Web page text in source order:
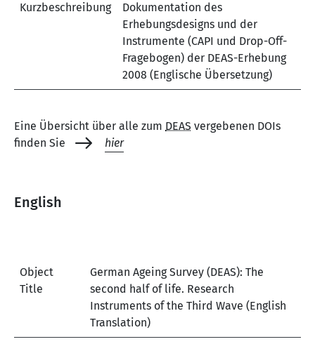
Kurzbeschreibung
Dokumentation des
Erhebungsdesigns und der
Instrumente (CAPI und Drop-Off-
Fragebogen) der DEAS-Erhebung
2008 (Englische Übersetzung)
Eine Übersicht über alle zum DEAS vergebenen DOIs
finden Sie
hier
English
Object
Title
German Ageing Survey (DEAS): The
second half of life. Research
Instruments of the Third Wave (English
Translation)